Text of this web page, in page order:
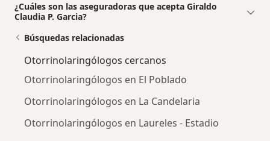
¿Cuáles son las aseguradoras que acepta Giraldo
Claudia P. Garcia?
Búsquedas relacionadas
Otorrinolaringólogos cercanos
Otorrinolaringólogos en El Poblado
Otorrinolaringólogos en La Candelaria
Otorrinolaringólogos en Laureles - Estadio